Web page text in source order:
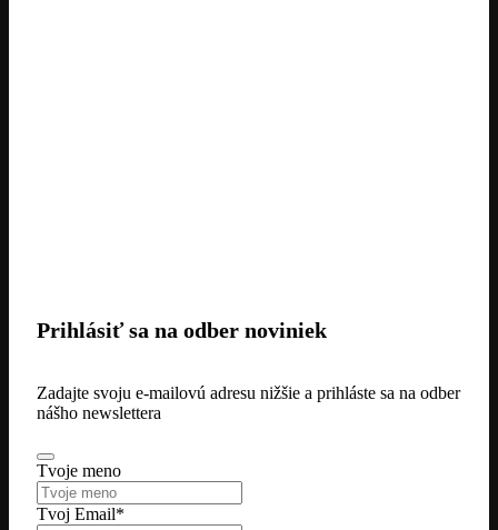
Prihlásiť sa na odber noviniek
Zadajte svoju e-mailovú adresu nižšie a prihláste sa na odber
nášho newslettera
Tvoje meno
Tvoj Email*